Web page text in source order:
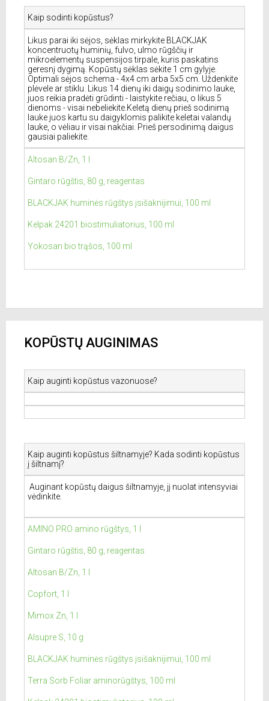
Kaip sodinti kopūstus?
Likus parai iki sėjos, sėklas mirkykite BLACKJAK
koncentruotų huminių, fulvo, ulmo rūgščių ir
mikroelementų suspensijos tirpale, kuris paskatins
geresnį dygimą. Kopūstų sėklas sėkite 1 cm gylyje.
Optimali sėjos schema - 4x4 cm arba 5x5 cm. Uždenkite
plėvele ar stiklu. Likus 14 dienų iki daigų sodinimo lauke,
juos reikia pradėti grūdinti - laistykite rečiau, o likus 5
dienoms - visai nebeliekite.Keletą dienų prieš sodinimą
lauke juos kartu su daigyklomis palikite keletai valandų
lauke, o vėliau ir visai nakčiai. Prieš persodinimą daigus
gausiai paliekite.
Altosan B/Zn, 1 l
Gintaro rūgštis, 80 g, reagentas
BLACKJAK huminės rūgštys įsišaknijimui, 100 ml
Kelpak 24201 biostimuliatorius, 100 ml
Yokosan bio trąšos, 100 ml
KOPŪSTŲ AUGINIMAS
Kaip auginti kopūstus vazonuose?
Kaip auginti kopūstus šiltnamyje? Kada sodinti kopūstus
į šiltnamį?
Auginant kopūstų daigus šiltnamyje, jį nuolat intensyviai
vėdinkite.
AMINO PRO amino rūgštys, 1 l
Gintaro rūgštis, 80 g, reagentas
Altosan B/Zn, 1 l
Copfort, 1 l
Mimox Zn, 1 l
Alsupre S, 10 g
BLACKJAK huminės rūgštys įsišaknijimui, 100 ml
Terra Sorb Foliar aminorūgštys, 100 ml